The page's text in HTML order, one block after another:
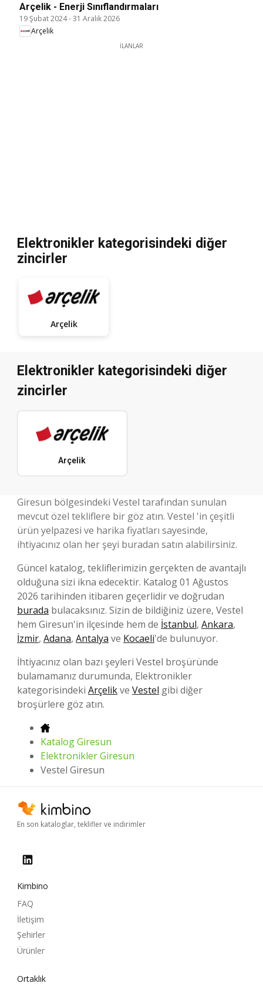
Arçelik - Enerji Sınıflandırmaları
19 Şubat 2024-31 Aralık 2026
Arçelik
İLANLAR
Elektronikler kategorisindeki diğer
zincirler
Arçelik
Elektronikler kategorisindeki diğer
zincirler
Arçelik
Giresun bölgesindeki Vestel tarafından sunulan
mevcut özel tekliflere bir göz atın. Vestel 'in çeşitli
ürün yelpazesi ve harika fiyatları sayesinde,
ihtiyacınız olan her şeyi buradan satın alabilirsiniz.
Güncel katalog, tekliflerimizin gerçekten de avantajlı
olduğuna sizi ikna edecektir. Katalog 01 Ağustos
2026 tarihinden itibaren geçerlidir ve doğrudan
burada bulacaksınız. Sizin de bildiğiniz üzere, Vestel
hem Giresun'in ilçesinde hem de İstanbul, Ankara,
İzmir, Adana, Antalya ve Kocaeli'de bulunuyor.
İhtiyacınız olan bazı şeyleri Vestel broşüründe
bulamamanız durumunda, Elektronikler
kategorisindeki Arçelikve Vestel gibi diğer
broşürlere göz atın.
Katalog Giresun
Elektronikler Giresun
Vestel Giresun
En son kataloglar, teklifler ve indirimler
Kimbino
FAQ
İletişim
Şehirler
Ürünler
Ortaklık